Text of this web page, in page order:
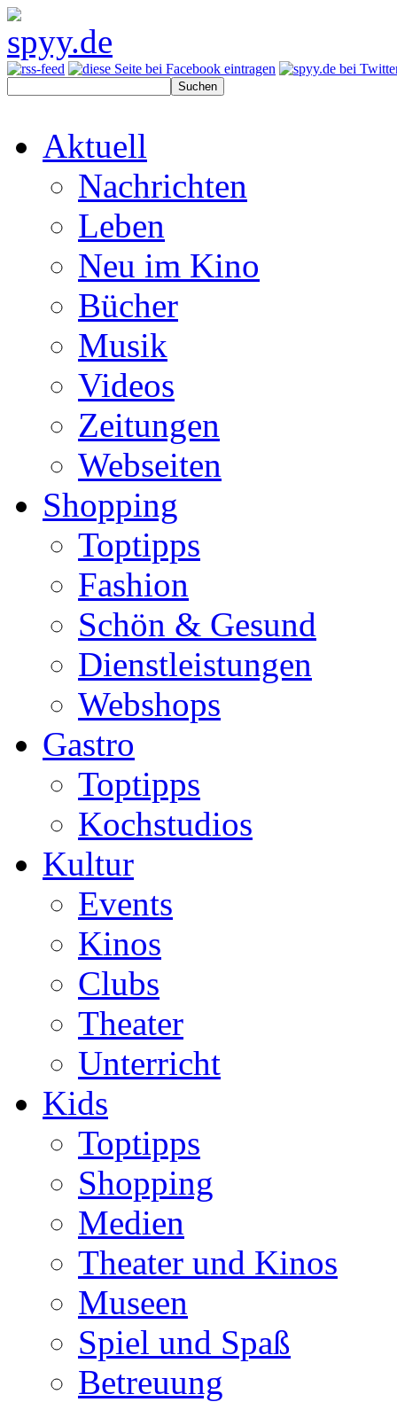
Aktuell
Nachrichten
Leben
Neu im Kino
Bücher
Musik
Videos
Zeitungen
Webseiten
Shopping
Toptipps
Fashion
Schön & Gesund
Dienstleistungen
Webshops
Gastro
Toptipps
Kochstudios
Kultur
Events
Kinos
Clubs
Theater
Unterricht
Kids
Toptipps
Shopping
Medien
Theater und Kinos
Museen
Spiel und Spaß
Betreuung